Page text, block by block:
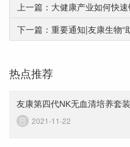
上一篇：大健康产业如何快
下一篇：重要通知|友康生物“
热点推荐
友康第四代NK无血清培养套
2021-11-22